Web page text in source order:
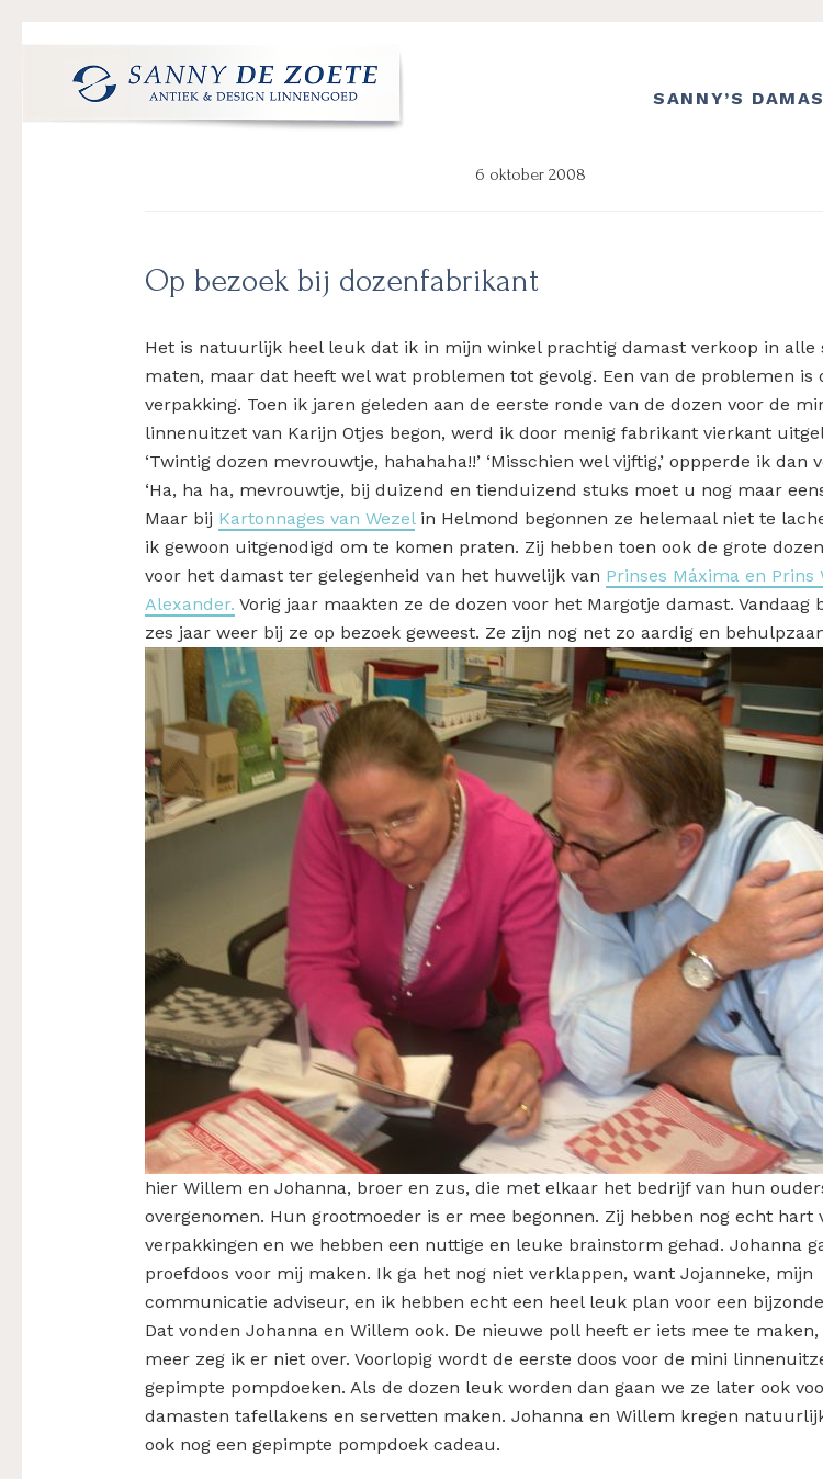
hoofdnavigatie
hoofd
eerste
voettekst
SANNY’S
Op bezoek bij dozenfabrikant
6 oktober 2008
Het is natuurlijk heel leuk dat ik in mijn winkel prachtig damast verkoop in alle
maten, maar dat heeft wel wat problemen tot gevolg. Een van de problemen is
verpakking. Toen ik jaren geleden aan de eerste ronde van de dozen voor de
linnenuitzet van Karijn Otjes begon, werd ik door menig fabrikant vierkant
‘Twintig dozen mevrouwtje, hahahaha!!’ ‘Misschien wel vijftig,’ oppperde ik dan
‘Ha, ha ha, mevrouwtje, bij duizend en tienduizend stuks moet u nog maar
Maar bij Kartonnages van Wezelin Helmond begonnen ze helemaal niet te
ik gewoon uitgenodigd om te komen praten. Zij hebben toen ook de grote
voor het damast ter gelegenheid van het huwelijk van Prinses Máxima en Prins
Alexander. Vorig jaar maakten ze de dozen voor het Margotje damast. Vandaag
zes jaar weer bij ze op bezoek geweest. Ze zijn nog net zo aardig en
hier Willem en Johanna, broer en zus, die met elkaar het bedrijf van hun
overgenomen. Hun grootmoeder is er mee begonnen. Zij hebben nog echt hart
verpakkingen en we hebben een nuttige en leuke brainstorm gehad. Johanna
proefdoos voor mij maken. Ik ga het nog niet verklappen, want Jojanneke, mijn
communicatie adviseur, en ik hebben echt een heel leuk plan voor een
Dat vonden Johanna en Willem ook. De nieuwe poll heeft er iets mee te
meer zeg ik er niet over. Voorlopig wordt de eerste doos voor de mini
gepimpte pompdoeken. Als de dozen leuk worden dan gaan we ze later ook
damasten tafellakens en servetten maken. Johanna en Willem kregen
ook nog een gepimpte pompdoek cadeau.